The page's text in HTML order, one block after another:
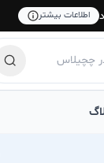
اطلاعات بیشتر